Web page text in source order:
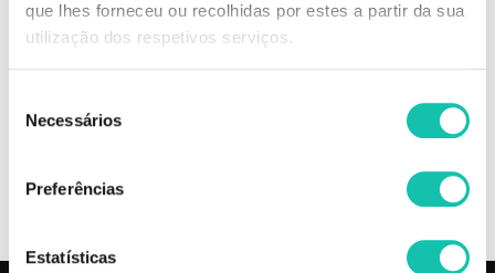
que lhes forneceu ou recolhidas por estes a partir da sua
utilização dos respetivos serviços.
Necessários
Preferências
Estatísticas
29.92€ 29.92€
ADICIONAR